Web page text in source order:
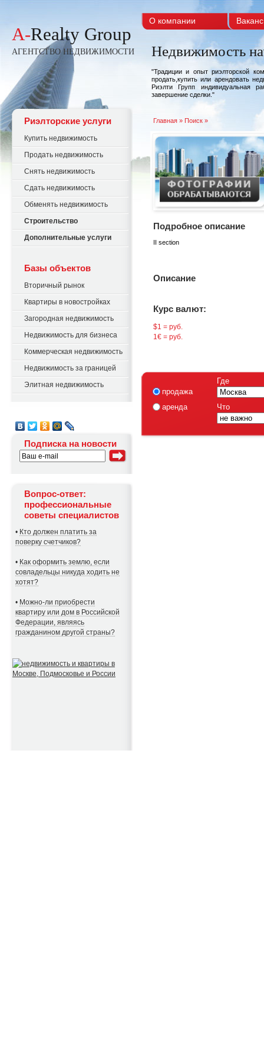
Недвижимость
"Традиции и опыт риэлторской
продать,купить или арендовать
Риэлти Групп индивидуальная
завершение сделки."
A-Realty Group
АГЕНТСТВО НЕДВИЖИМОСТИ
О компании
Риэлторские услуги
Купить недвижимость
Продать недвижимость
Снять недвижимость
Сдать недвижимость
Обменять недвижимость
Строительство
Дополнительные услуги
Базы объектов
Вторичный рынок
Квартиры в новостройках
Загородная недвижимость
Недвижимость для бизнеса
Коммерческая недвижимость
Недвижимость за границей
Элитная недвижимость
Подписка на новости
Вопрос-ответ:
профессиональные
советы специалистов
• Кто должен платить за
поверку счетчиков?
• Как оформить землю, если
совладельцы никуда ходить не
хотят?
• Можно-ли приобрести
квартиру или дом в Российской
Федерации, являясь
гражданином другой страны?
Главная » Поиск »
Подробное описание
II section
Описание
Курс валют:
$1 = руб.
1€ = руб.
продажа
аренда
Где
Что